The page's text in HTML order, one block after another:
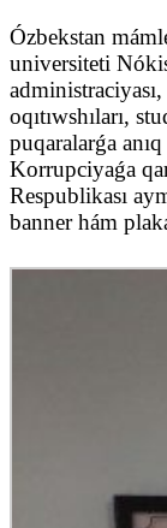
Ózbekstan
universiteti
oqıtıwshıları,
puqaralarǵa
Korrupciyaǵa
Respublikası
banner hám